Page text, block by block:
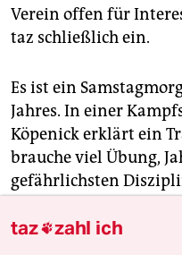
Verein offen für
taz schließlich ein.
Es ist ein
Jahres. In einer
Köpenick erklärt ein
brauche viel Übung,
gefährlichsten
Personenschützer
taz zahl ich